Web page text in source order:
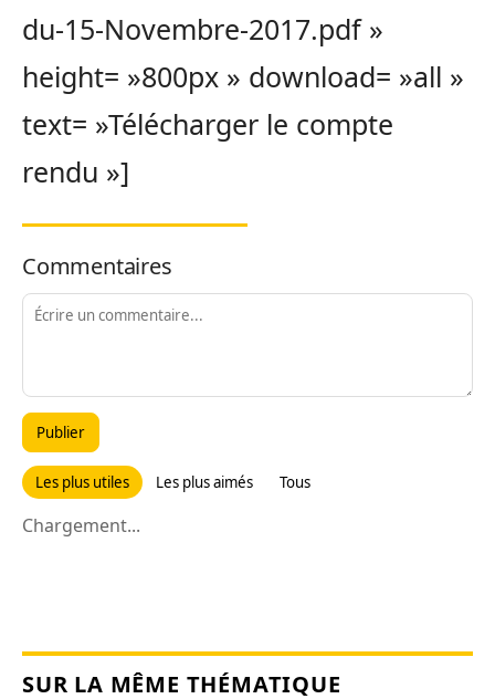
du-15-Novembre-2017.pdf »
height= »800px » download= »all »
text= »Télécharger le compte
rendu »]
Commentaires
Publier
Les plus utiles Les plus aimés Tous
Chargement...
SUR LA MÊME THÉMATIQUE